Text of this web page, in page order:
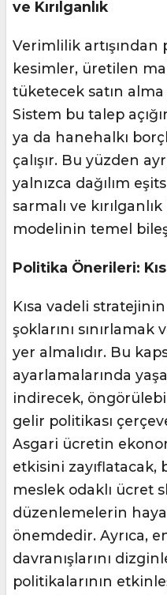
ve Kırılganlık
Verimlilik
kesimler, üretilen
tüketecek satın
Sistem bu talep
ya da hanehalkı
çalışır. Bu yüzden
yalnızca dağılım
sarmalı ve
modelinin temel
Politika Önerileri:
Kısa vadeli
şoklarını
yer almalıdır. Bu
ayarlamalarında
indirecek,
gelir politikası
Asgari ücretin
etkisini zayıflatacak,
meslek odaklı ücret
düzenlemelerin
önemdedir. Ayrıca,
davranışlarını
politikalarının